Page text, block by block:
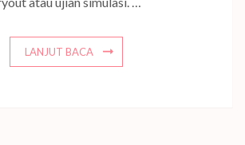
LANJUT BACA